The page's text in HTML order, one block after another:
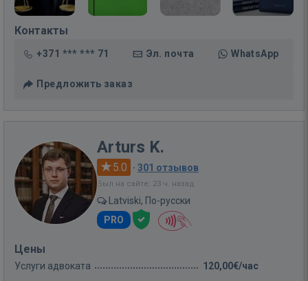
Контакты
+371 *** *** 71 Эл. почта WhatsApp
Предложить заказ
Arturs K.
5.0 · 301 отзывов
Был на сайте: 23 ч. назад
Latviski, По-русски
PRO
Цены
Услуги адвоката 120,00€/час